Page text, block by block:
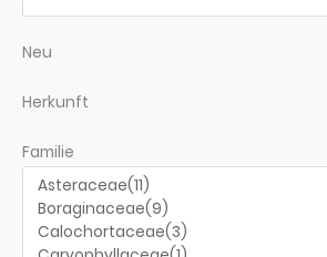
Neu
Herkunft
Familie